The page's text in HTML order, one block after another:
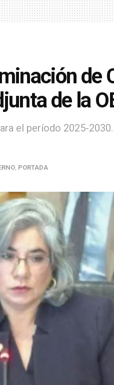
de
de la
el período 2025-
, PORTADA